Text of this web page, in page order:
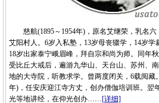
慈航(1895～1954年)，原名艾继荣，乳名六
艾阳村人。6岁入私塾，13岁母丧辍学，14岁学
18岁出家泰宁峨眉峰，拜自宗和尚为师。同年
受比丘大戒后，遍游九华山、天台山、苏州、
地的大寺院，听教求学。曾两度闭关，6载阅藏
年)，任安庆迎江寺方丈，创办僧伽培训班。翌
光等地讲经，在仰光创办……[详细]